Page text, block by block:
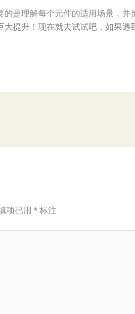
的是理解每个元件的适用场景，
提升！现在就去试试吧，如果遇
项已用* 标注